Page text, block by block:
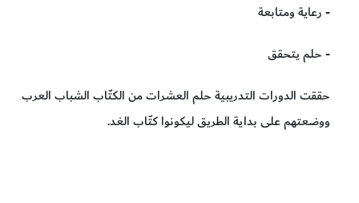
- رعاية ومتابعة
- حلم يتحقق
حققت الدورات التدريبية حلم العشرات من الكتّاب الشباب العرب
ووضعتهم على بداية الطريق ليكونوا كتّاب الغد.